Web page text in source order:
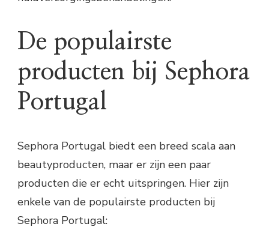
De populairste
producten bij Sephora
Portugal
Sephora Portugal biedt een breed scala aan
beautyproducten, maar er zijn een paar
producten die er echt uitspringen. Hier zijn
enkele van de populairste producten bij
Sephora Portugal: